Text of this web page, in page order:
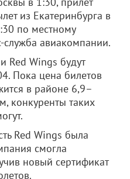
из Екатеринбурга в
по местному
служба авиакомпании.
Red Wings будут
Пока цена билетов
в районе 6,9–
конкуренты таких
Red Wings была
смогла
новый сертификат